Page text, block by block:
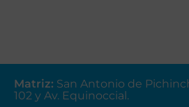
Matriz: San Antonio de
102 y Av. Equinoccial.